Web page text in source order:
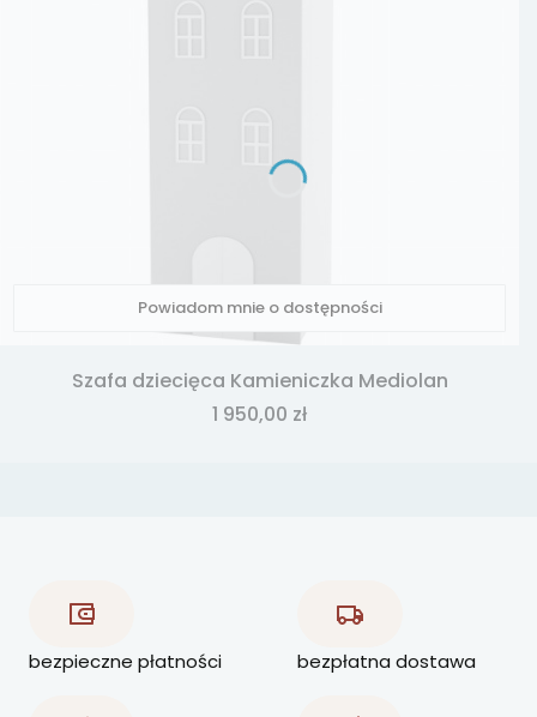
Powiadom mnie o dostępności
Szafa dziecięca Kamieniczka Mediolan
Cena
1 950,00 zł
bezpieczne płatności bezpłatna dostawa